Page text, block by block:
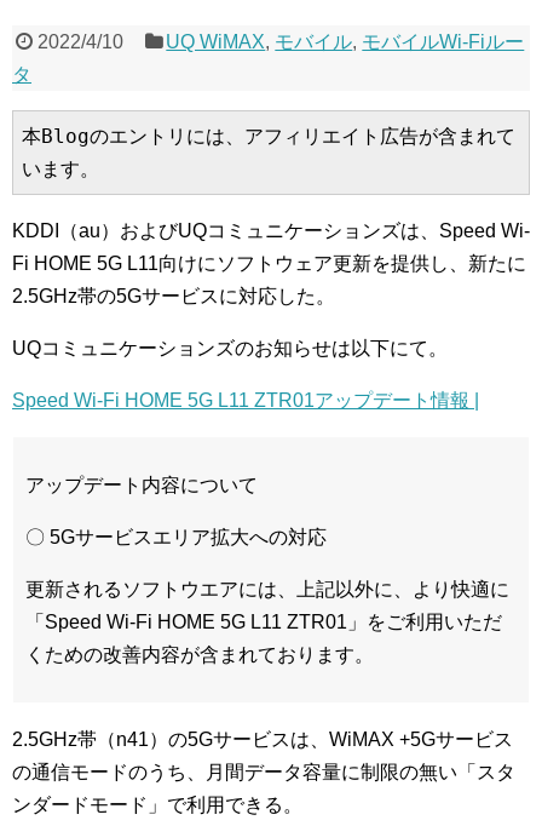
2022/4/10 UQ WiMAX, モバイル, モバイルWi-Fiルー
タ
本Blogのエントリには、アフィリエイト広告が含まれて
います。
KDDI（au）およびUQコミュニケーションズは、Speed Wi-
Fi HOME 5G L11向けにソフトウェア更新を提供し、新たに
2.5GHz帯の5Gサービスに対応した。
UQコミュニケーションズのお知らせは以下にて。
Speed Wi-Fi HOME 5G L11 ZTR01アップデート情報 |
アップデート内容について
〇 5Gサービスエリア拡大への対応
更新されるソフトウエアには、上記以外に、より快適に
「Speed Wi-Fi HOME 5G L11 ZTR01」をご利用いただ
くための改善内容が含まれております。
2.5GHz帯（n41）の5Gサービスは、WiMAX +5Gサービス
の通信モードのうち、月間データ容量に制限の無い「スタ
ンダードモード」で利用できる。